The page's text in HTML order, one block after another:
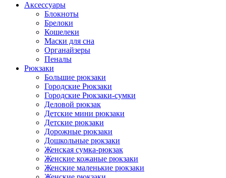
Аксессуары
Блокноты
Брелоки
Кошелеки
Маски для сна
Органайзеры
Пеналы
Рюкзаки
Большие рюкзаки
Городские Рюкзаки
Городские Рюкзаки-сумки
Деловой рюкзак
Детские мини рюкзаки
Детские рюкзаки
Дорожные рюкзаки
Дошкольные рюкзаки
Женская сумка-рюкзак
Женские кожаные рюкзаки
Женские маленькие рюкзаки